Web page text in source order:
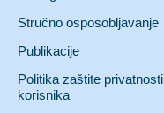
Stručno osposobljavanje
Publikacije
Politika zaštite privatnosti
korisnika